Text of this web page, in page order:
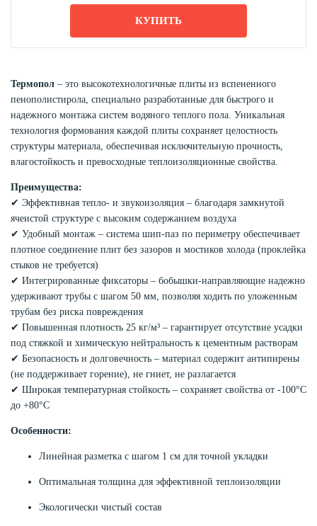
КУПИТЬ
Термопол – это высокотехнологичные плиты из вспененного
пенополистирола, специально разработанные для быстрого и
надежного монтажа систем водяного теплого пола. Уникальная
технология формования каждой плиты сохраняет целостность
структуры материала, обеспечивая исключительную прочность,
влагостойкость и превосходные теплоизоляционные свойства.
Преимущества:
✔ Эффективная тепло- и звукоизоляция – благодаря замкнутой
ячеистой структуре с высоким содержанием воздуха
✔ Удобный монтаж – система шип-паз по периметру обеспечивает
плотное соединение плит без зазоров и мостиков холода (проклейка
стыков не требуется)
✔ Интегрированные фиксаторы – бобышки-направляющие надежно
удерживают трубы с шагом 50 мм, позволяя ходить по уложенным
трубам без риска повреждения
✔ Повышенная плотность 25 кг/м³ – гарантирует отсутствие усадки
под стяжкой и химическую нейтральность к цементным растворам
✔ Безопасность и долговечность – материал содержит антипирены
(не поддерживает горение), не гниет, не разлагается
✔ Широкая температурная стойкость – сохраняет свойства от -100°C
до +80°C
Особенности:
Линейная разметка с шагом 1 см для точной укладки
Оптимальная толщина для эффективной теплоизоляции
Экологически чистый состав